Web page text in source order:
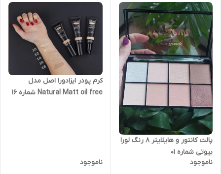
پالت کانتور و هایلایتر ۸ رنگ لورا
بیوتی شماره ۰۱
ناموجود
کرم پودر ایزادورا اصل مدل
Natural Matt oil free شماره 16
ناموجود